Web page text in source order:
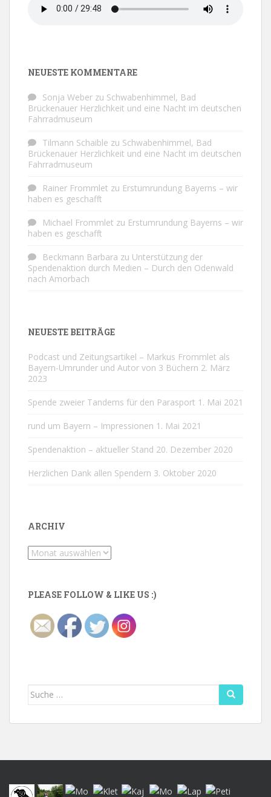
NEUESTE KOMMENTARE
Sonja Weber zu Schwabenhimmel, Bad
Brückenauer Herzlichkeit und eine Nacht im deutschen
Fahrradmuseum
Tilmann Schaible zu Schwabenhimmel, Bad
Brückenauer Herzlichkeit und eine Nacht im deutschen
Fahrradmuseum
Rainer Frommlet zu Erstumrundung Bayerns – wir
haben es geschafft
Michael Frommlet zu Erstumrundung Bayerns – wir
haben es geschafft
Beckmann Barbara zu Unterstützung der
Spendenaktion durch Medien – Durch den Odenwald
nach Amorbach
NEUESTE BEITRÄGE
Podcast und Zeitungsartikel – Markus Frommlet als
Bayern-Umrunder und Autor von 3 Büchern 2. März
2023
Spende zweier Tandems für den Parasport 1. Mai 2021
rund um Bayern – Impressionen 1. Mai 2021
Spendenaktion – aktueller Stand 20. Dezember 2020
Herzlichen Dank allen Spendern 3. Oktober 2020
ARCHIV
Archiv
PLEASE FOLLOW & LIKE US :)
Suche